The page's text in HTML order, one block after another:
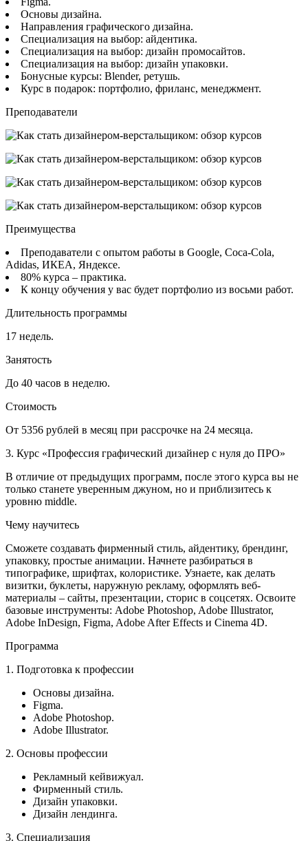
Основы дизайна.
Направления графического дизайна.
Специализация на выбор: айдентика.
Специализация на выбор: дизайн промосайтов.
Специализация на выбор: дизайн упаковки.
Бонусные курсы: Blender, ретушь.
Курс в подарок: портфолио, фриланс, менеджмент.
Преподаватели
Преимущества
Преподаватели с опытом работы в Google, Coca-Cola,
Adidas, ИКЕА, Яндексе.
80% курса – практика.
К концу обучения у вас будет портфолио из восьми работ.
Длительность программы
17 недель.
Занятость
До 40 часов в неделю.
Стоимость
От 5356 рублей в месяц при рассрочке на 24 месяца.
3. Курс «Профессия графический дизайнер с нуля до ПРО»
В отличие от предыдущих программ, после этого курса вы не
только станете уверенным джуном, но и приблизитесь к
уровню middle.
Чему научитесь
Сможете создавать фирменный стиль, айдентику, брендинг,
упаковку, простые анимации. Начнете разбираться в
типографике, шрифтах, колористике. Узнаете, как делать
визитки, буклеты, наружную рекламу, оформлять веб-
материалы – сайты, презентации, сторис в соцсетях. Освоите
базовые инструменты: Adobe Photoshop, Adobe Illustrator,
Adobe InDesign, Figma, Adobe After Effects и Cinema 4D.
Программа
1. Подготовка к профессии
Основы дизайна.
Figma.
Adobe Photoshop.
Adobe Illustrator.
2. Основы профессии
Рекламный кейвижуал.
Фирменный стиль.
Дизайн упаковки.
Дизайн лендинга.
3. Специализация